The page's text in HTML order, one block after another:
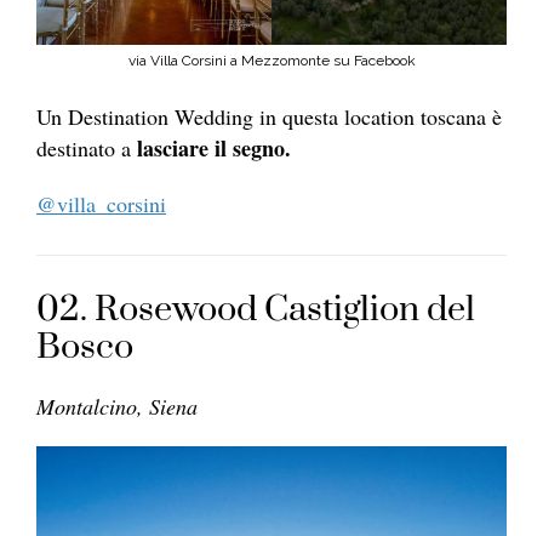
via Villa Corsini a Mezzomonte su Facebook
Un Destination Wedding in questa location toscana è
destinato a lasciare il segno.
@villa_corsini
02. Rosewood Castiglion del
Bosco
Montalcino, Siena